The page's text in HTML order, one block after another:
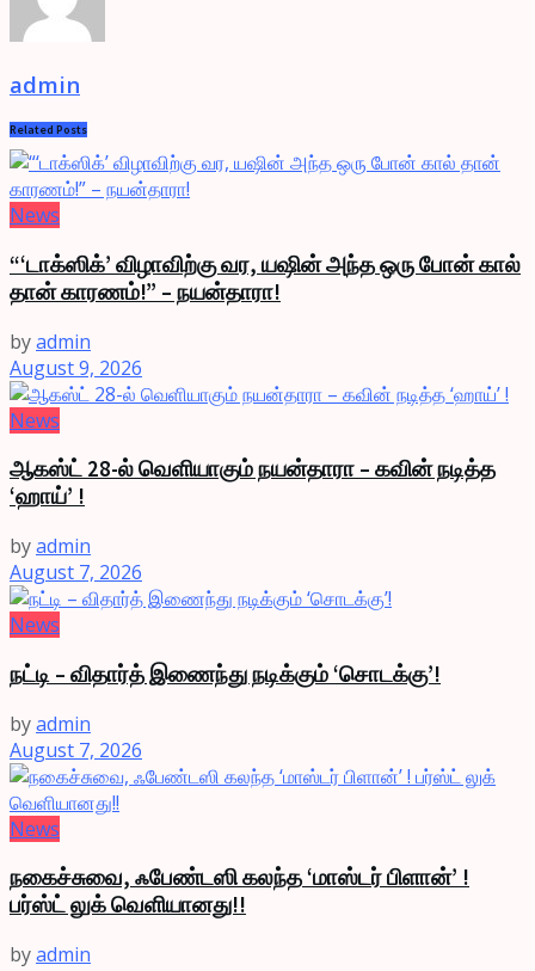
admin
Related Posts
News
“‘டாக்ஸிக்’ விழாவிற்கு வர, யஷின் அந்த ஒரு போன் கால்
தான் காரணம்!” – நயன்தாரா!
byadmin
August 9, 2026
News
ஆகஸ்ட் 28-ல் வெளியாகும் நயன்தாரா – கவின் நடித்த
‘ஹாய்’ !
byadmin
August 7, 2026
News
நட்டி – விதார்த் இணைந்து நடிக்கும் ‘சொடக்கு’!
byadmin
August 7, 2026
News
நகைச்சுவை, ஃபேண்டஸி கலந்த ‘மாஸ்டர் பிளான்’ !
பர்ஸ்ட் லுக் வெளியானது!!
byadmin